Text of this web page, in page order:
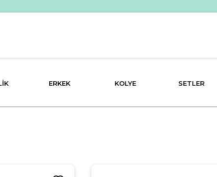
ERKEK KOLYE SETLER